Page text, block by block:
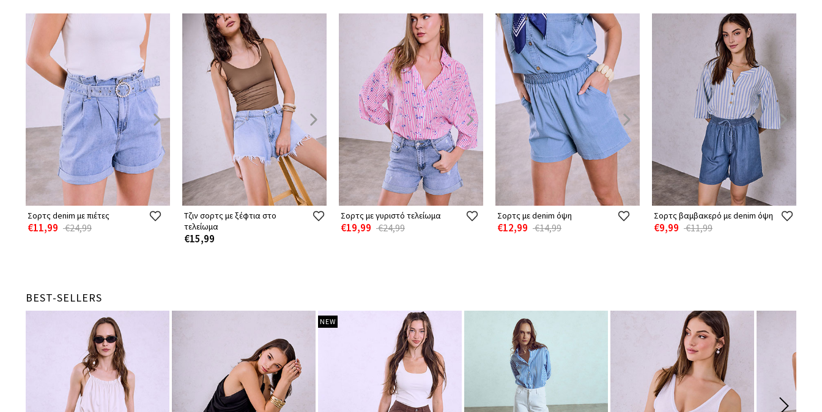
Σορτς denim με πιέτες
€11,99 €24,99
Τζιν σορτς με ξέφτια στο
τελείωμα
€15,99
Σορτς με γυριστό τελείωμα
€19,99 €24,99
Σορτς με denim όψη
€12,99 €14,99
Σορτς βαμβακερό με denim όψη
€9,99 €11,99
BEST-SELLERS
NEW